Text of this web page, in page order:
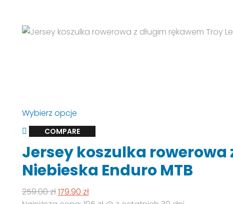
Wybierz opcjeTen
produkt
ma
wiele
wariantów.
Opcje
można
wybrać
COMPARE
Jersey koszulka rowerowa
Niebieska Enduro MTB
259.00złPierwotna
179.90 złAktualna